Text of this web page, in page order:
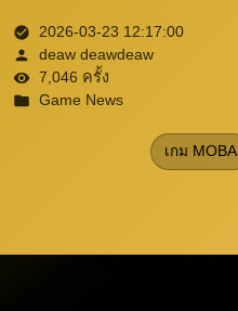
2026-03-23 12:17:00
deaw deawdeaw
7,046 ครั้ง
Game News
เกม MOBA